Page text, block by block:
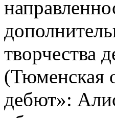
творчества
(Тюменская
дебют»: